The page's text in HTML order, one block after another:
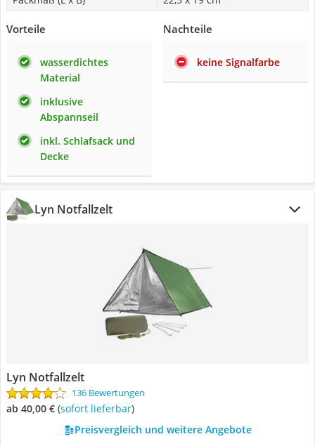
Vorteile
wasserdichtes
Material
inklusive
Abspannseil
inkl. Schlafsack und
Decke
Nachteile
keine Signalfarbe
Lyn Notfallzelt
Lyn Notfallzelt
136 Bewertungen
ab 40,00 € ( Sofort lieferbar)
Preisvergleich und weitere Angebote